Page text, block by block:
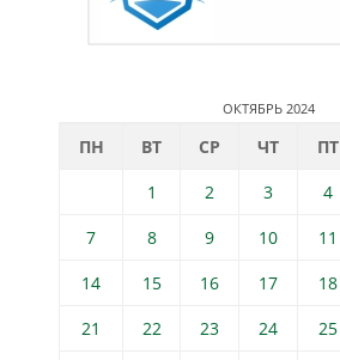
ОКТЯБРЬ 2024
ПН ВТ СР ЧТ ПТ
1
2 3 4
7
8 9 10 11
14
15 16 17 18
21
22 23 24 25